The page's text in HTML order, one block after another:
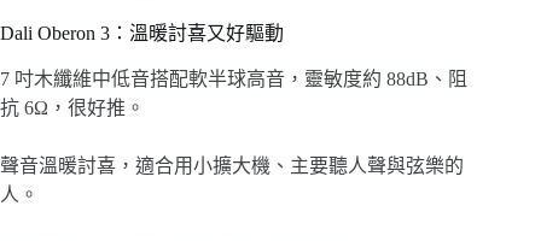
Dali Oberon 3：溫暖討喜又好驅動
7 吋木纖維中低音搭配軟半球高音，靈敏度約 88dB、阻
抗 6Ω，很好推。
聲音溫暖討喜，適合用小擴大機、主要聽人聲與弦樂的
人。